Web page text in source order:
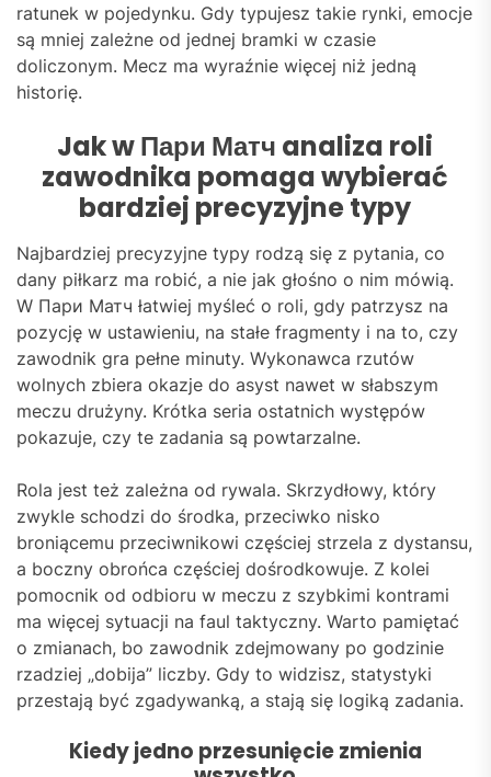
ratunek w pojedynku. Gdy typujesz takie rynki, emocje
są mniej zależne od jednej bramki w czasie
doliczonym. Mecz ma wyraźnie więcej niż jedną
historię.
Jak w Пари Матч analiza roli
zawodnika pomaga wybierać
bardziej precyzyjne typy
Najbardziej precyzyjne typy rodzą się z pytania, co
dany piłkarz ma robić, a nie jak głośno o nim mówią.
W Пари Матч łatwiej myśleć o roli, gdy patrzysz na
pozycję w ustawieniu, na stałe fragmenty i na to, czy
zawodnik gra pełne minuty. Wykonawca rzutów
wolnych zbiera okazje do asyst nawet w słabszym
meczu drużyny. Krótka seria ostatnich występów
pokazuje, czy te zadania są powtarzalne.
Rola jest też zależna od rywala. Skrzydłowy, który
zwykle schodzi do środka, przeciwko nisko
broniącemu przeciwnikowi częściej strzela z dystansu,
a boczny obrońca częściej dośrodkowuje. Z kolei
pomocnik od odbioru w meczu z szybkimi kontrami
ma więcej sytuacji na faul taktyczny. Warto pamiętać
o zmianach, bo zawodnik zdejmowany po godzinie
rzadziej „dobija” liczby. Gdy to widzisz, statystyki
przestają być zgadywanką, a stają się logiką zadania.
Kiedy jedno przesunięcie zmienia